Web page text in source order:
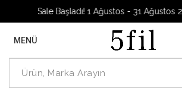
Sale Başladı! 1 Ağustos - 31 Ağustos 2026
MENÜ